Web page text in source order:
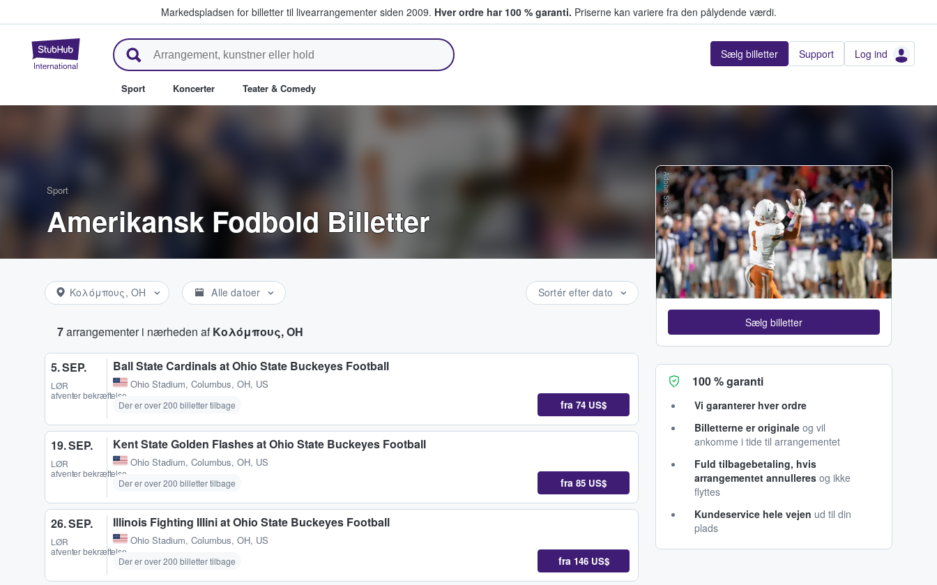
Markedspladsen for billetter til livearrangementer siden 2009. Hver ordre har 100 % garanti. Priserne kan variere fra den pålydende værdi.
StubHub - Hvor fans køber og sælger billetter Sælg billetter Support Log ind
Sport Koncerter Teater & Comedy
Sport
Amerikansk Fodbold Billetter
Κολόμπους, OH Alle datoer Sortér efter dato
7arrangementer i nærheden afΚολόμπους, OH
5. SEP.
LØR
afventer bekræftelse
Ball State Cardinals at Ohio State Buckeyes Football
Ohio Stadium, Columbus, OH, US
Der er over 200 billetter tilbage fra 74 US$
19. SEP.
LØR
afventer bekræftelse
Kent State Golden Flashes at Ohio State Buckeyes Football
Ohio Stadium, Columbus, OH, US
Der er over 200 billetter tilbage fra 85 US$
26. SEP.
LØR
afventer bekræftelse
Illinois Fighting Illini at Ohio State Buckeyes Football
Ohio Stadium, Columbus, OH, US
Der er over 200 billetter tilbage fra 146 US$
Adobe Stock
Sælg billetter
100 % garanti
Vi garanterer hver ordre
Billetterne er originale og vil
ankomme i tide til arrangementet
Fuld tilbagebetaling, hvis
arrangementet annulleres og ikke
flyttes
Kundeservice hele vejen ud til din
plads